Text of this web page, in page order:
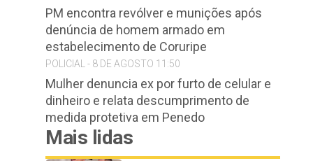
PM encontra revólver e munições após
denúncia de homem armado em
estabelecimento de Coruripe
POLICIAL - 8 DE AGOSTO 11:50
Mulher denuncia ex por furto de celular e
dinheiro e relata descumprimento de
medida protetiva em Penedo
Mais lidas